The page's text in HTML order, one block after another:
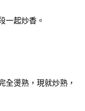
一起炒香。
全燙熟，現就炒熟，